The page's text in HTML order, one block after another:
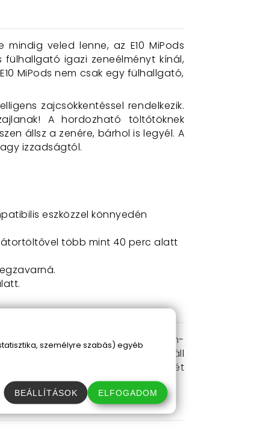
veled lenne, az E10 MiPods
igazi zeneélményt kínál,
MiPods nem csak egy fülhallgató,
zajcsökkentéssel rendelkezik.
A hordozható töltőtöknek
állsz a zenére, bárhol is legyél. A
izzadságtól.
eszközzel könnyedén
több mint 40 perc alatt
és csatlakoztasd a bluetooth-
arról, hogy mennyi töltés áll
élvezheted a zenét
személyre szabás) egyéb
BEÁLLÍTÁSOK ELFOGADOM